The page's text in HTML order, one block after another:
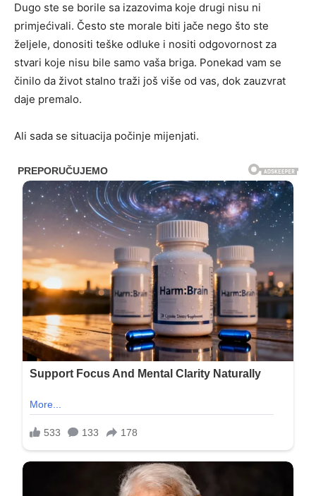
Dugo ste se borile sa izazovima koje drugi nisu ni
primjećivali. Često ste morale biti jače nego što ste
željele, donositi teške odluke i nositi odgovornost za
stvari koje nisu bile samo vaša briga. Ponekad vam se
činilo da život stalno traži još više od vas, dok zauzvrat
daje premalo.
Ali sada se situacija počinje mijenjati.